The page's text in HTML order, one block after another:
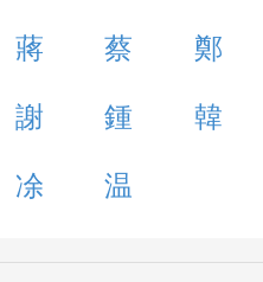
蔣 蔡 鄭
謝 鍾 韓
凃 温